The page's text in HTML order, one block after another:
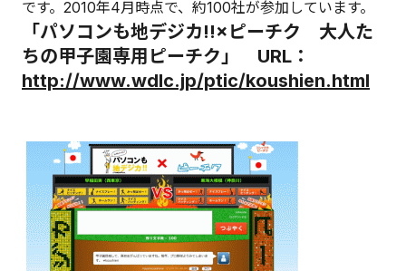
です。2010年4月時点で、約100社が参加しています。
「パソコンも地デジカ!!×ピーチク 大人た
ちの甲子園専用ピーチク」 URL：
http://www.wdlc.jp/ptic/koushien.html